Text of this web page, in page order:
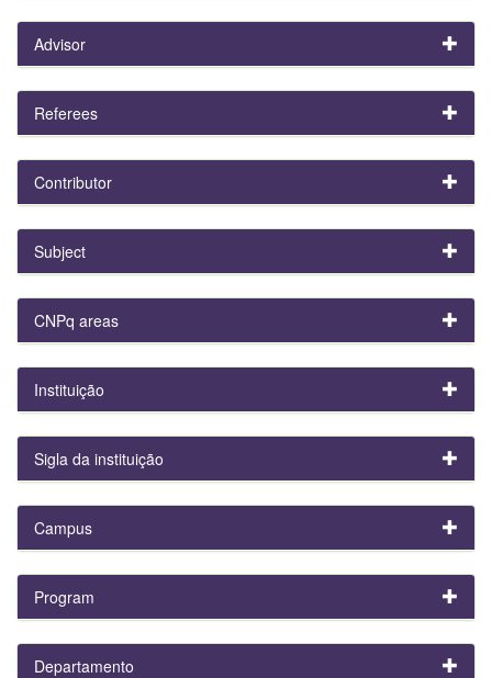
Advisor
Referees
Contributor
Subject
CNPq areas
Instituição
Sigla da instituição
Campus
Program
Departamento